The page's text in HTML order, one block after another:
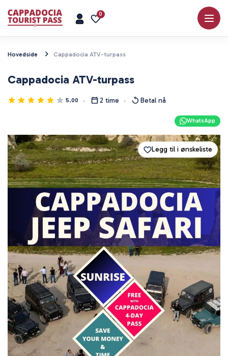
0
Hovedside Cappadocia ATV-turpass
Cappadocia ATV-turpass
5.00 2 time Betal nå
WhatsApp
Legg til i ønskeliste